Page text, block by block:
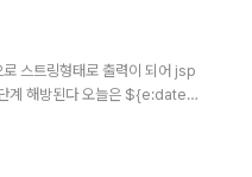
of concern that Maven att
스트링형태로 출력이 되어 jsp
계 해방된다 오늘은 ${e:dateF
사용이 가능하기에 JSTL에서